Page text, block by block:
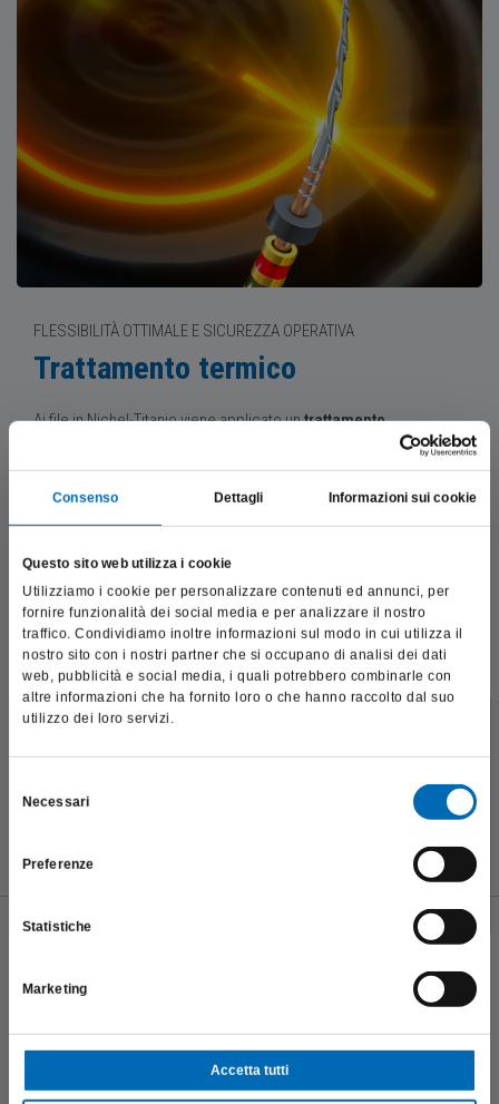
Consenso Dettagli Informazioni sui cookie
Questo sito web utilizza i cookie
Utilizziamo i cookie per personalizzare contenuti ed annunci, per
fornire funzionalità dei social media e per analizzare il nostro
traffico. Condividiamo inoltre informazioni sul modo in cui utilizza il
nostro sito con i nostri partner che si occupano di analisi dei dati
web, pubblicità e social media, i quali potrebbero combinarle con
altre informazioni che ha fornito loro o che hanno raccolto dal suo
utilizzo dei loro servizi.
delNecessari
Preferenze
Statistiche
Marketing
Accetta tutti
FLESSIBILITÀ OTTIMALE E SICUREZZA OPERATIVA
Trattamento termico
Ai file in Nichel-Titanio viene applicato untrattamento
una combinazione
, riducendo il rischio di
Il trattamento termico rende più flessibile il NiTi, rendendo i file
trattamento. Inoltre, permette ai file di adattarsi meglio
all’anatomia canalare, seguendo le curvature senza perdere la
loro capacità di taglio.
Vantaggi clinici:
Minore rischio di frattura:Maggiore resistenza alla fatica
ciclica.
Maggiore flessibilità:
Ridotta memoria elastica per un
adattamento ottimale.
professionali e riporta dati, prodotti e beni sensibili per la
salute e la sicurezza del paziente; pertanto, per visitare il sito,